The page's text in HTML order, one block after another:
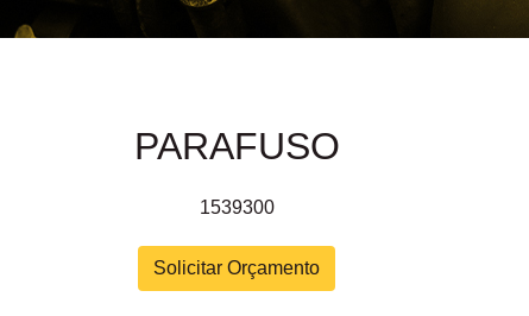
PARAFUSO
1539300
Solicitar Orçamento